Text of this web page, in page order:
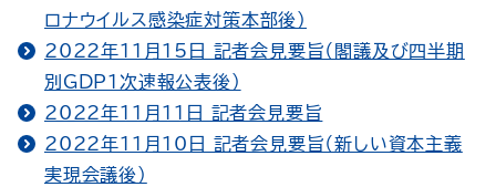
ロナウイルス感染症対策本部後）
2022年11月15日 記者会見要旨（閣議及び四半期
別GDP１次速報公表後）
2022年11月11日 記者会見要旨
2022年11月10日 記者会見要旨（新しい資本主義
実現会議後）